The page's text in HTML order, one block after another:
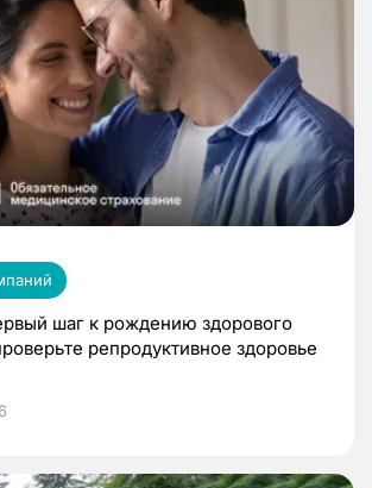
шаг к рождению здорового
репродуктивное здоровье